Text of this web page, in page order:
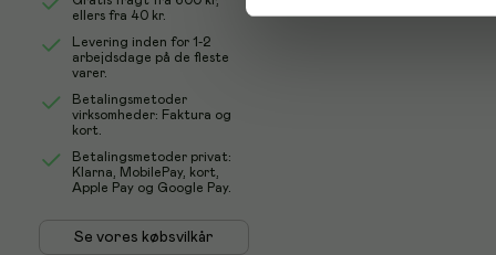
ellers fra 40 kr.
Levering inden for 1-2
arbejdsdage på de fleste
varer.
Betalingsmetoder
virksomheder: Faktura og
kort.
Betalingsmetoder privat:
Klarna, MobilePay, kort,
Apple Pay og Google Pay.
Se vores købsvilkår